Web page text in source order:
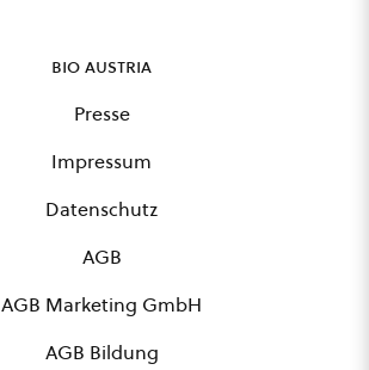
bio austria
Presse
Impressum
Datenschutz
AGB
AGB Marketing GmbH
AGB Bildung